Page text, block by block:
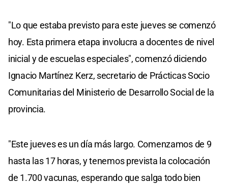
"Lo que estaba previsto para este jueves se comenzó
hoy. Esta primera etapa involucra a docentes de nivel
inicial y de escuelas especiales", comenzó diciendo
Ignacio Martínez Kerz, secretario de Prácticas Socio
Comunitarias del Ministerio de Desarrollo Social de la
provincia.
"Este jueves es un día más largo. Comenzamos de 9
hasta las 17 horas, y tenemos prevista la colocación
de 1.700 vacunas, esperando que salga todo bien